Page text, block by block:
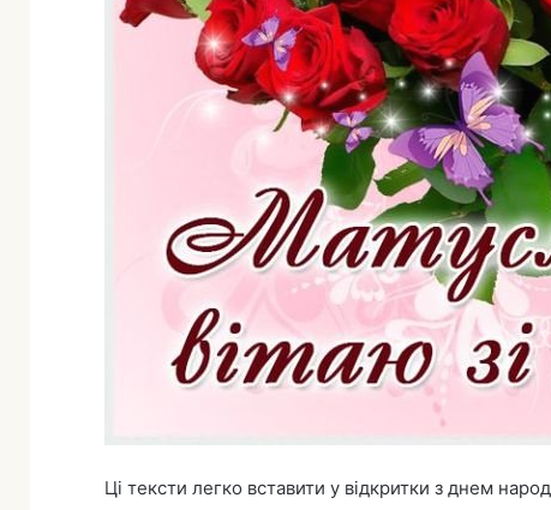
Ці тексти легко вставити у відкритки з днем